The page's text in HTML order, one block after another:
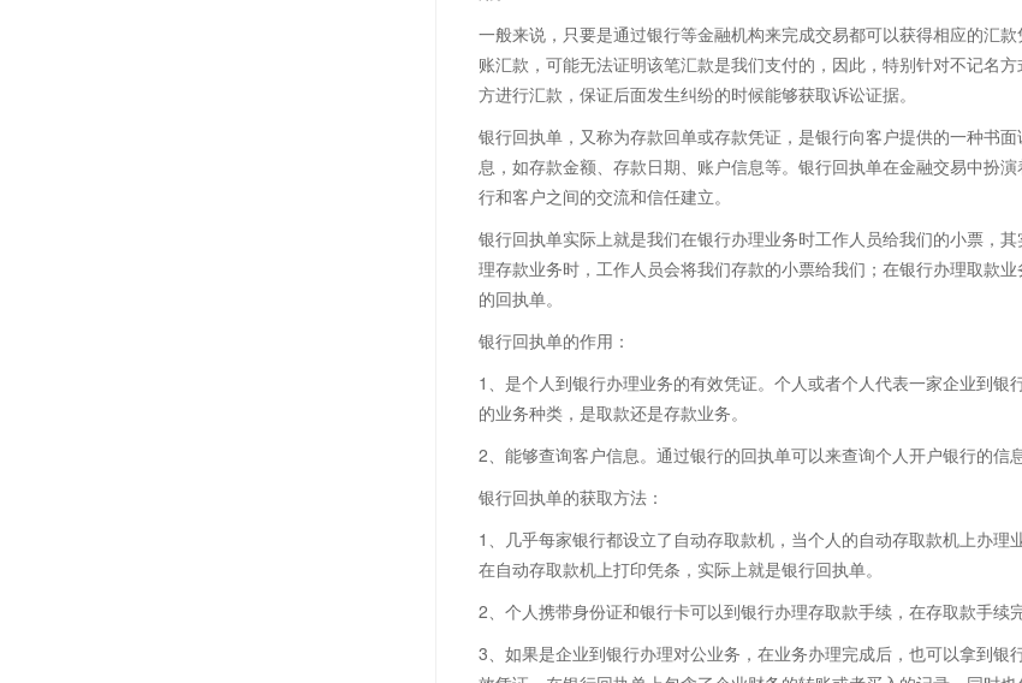
一般来说，只要是通过银行等金融机构来完成交易都可以获得相应的汇
账汇款，可能无法证明该笔汇款是我们支付的，因此，特别针对不记名
方进行汇款，保证后面发生纠纷的时候能够获取诉讼证据。
银行回执单，又称为存款回单或存款凭证，是银行向客户提供的一种书
息，如存款金额、存款日期、账户信息等。银行回执单在金融交易中扮
行和客户之间的交流和信任建立。
银行回执单实际上就是我们在银行办理业务时工作人员给我们的小票，
理存款业务时，工作人员会将我们存款的小票给我们；在银行办理取款
的回执单。
银行回执单的作用：
1、是个人到银行办理业务的有效凭证。个人或者个人代表一家企业到
的业务种类，是取款还是存款业务。
2、能够查询客户信息。通过银行的回执单可以来查询个人开户银行的信
银行回执单的获取方法：
1、几乎每家银行都设立了自动存取款机，当个人的自动存取款机上办
在自动存取款机上打印凭条，实际上就是银行回执单。
2、个人携带身份证和银行卡可以到银行办理存取款手续，在存取款手续
3、如果是企业到银行办理对公业务，在业务办理完成后，也可以拿到